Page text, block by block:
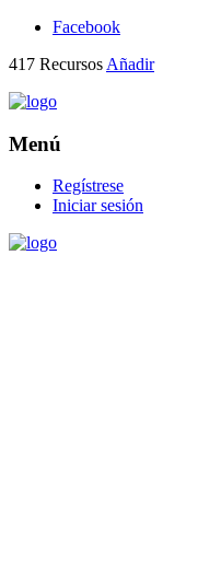
Facebook
417 Recursos Añadir
Menú
Regístrese
Iniciar sesión